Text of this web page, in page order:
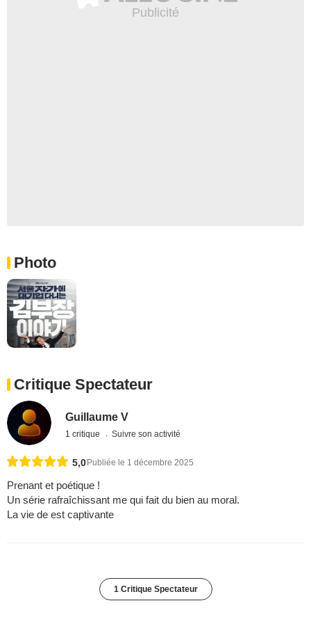
Photo
Critique Spectateur
Guillaume V
1 critique Suivre son activité
5,0 Publiée le 1 décembre 2025
Prenant et poétique !
Un série rafraîchissant me qui fait du bien au moral.
La vie de est captivante
1 Critique Spectateur